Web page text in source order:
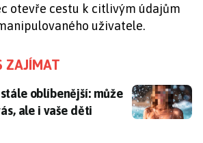
otevře cestu k citlivým údajům
uživatele.
ZAJÍMAT
oblíbenější: může být škodlivá
oblíbenější: může
ale i vaše děti